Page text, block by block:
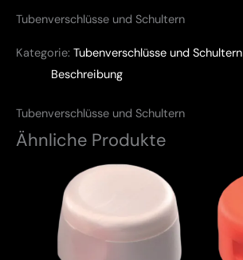
Tubenverschlüsse und Schultern
Kategorie: Tubenverschlüsse und Schultern
Beschreibung
Tubenverschlüsse und Schultern
Ähnliche Produkte